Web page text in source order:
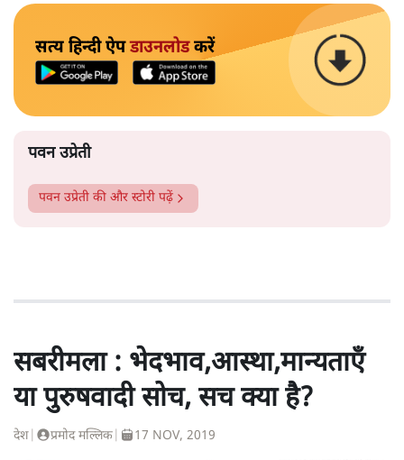
सत्य हिन्दी ऐपडाउनलोडकरें
पवन उप्रेती
पवन उप्रेती की और स्टोरी पढ़ें
सबरीमला : भेदभाव,आस्था,मान्यताएँ
या पुरुषवादी सोच, सच क्या है?
देश प्रमोद मल्लिक 17 NOV, 2019